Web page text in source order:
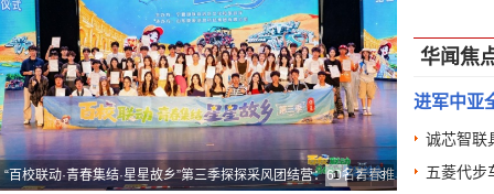
“百校联动·青春集结·星星故乡”第三季探探采风团结营：60名青春推
1 2 3
华闻焦
进军中亚
诚芯智联
五菱代步